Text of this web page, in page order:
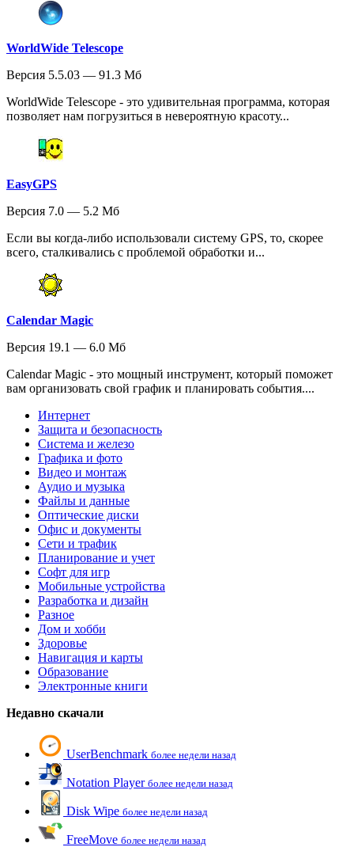
WorldWide Telescope
Версия 5.5.03 — 91.3 Мб
WorldWide Telescope - это удивительная программа, которая
позволяет нам погрузиться в невероятную красоту...
EasyGPS
Версия 7.0 — 5.2 Мб
Если вы когда-либо использовали систему GPS, то, скорее
всего, сталкивались с проблемой обработки и...
Calendar Magic
Версия 19.1 — 6.0 Мб
Calendar Magic - это мощный инструмент, который поможет
вам организовать свой график и планировать события....
Интернет
Защита и безопасность
Система и железо
Графика и фото
Видео и монтаж
Аудио и музыка
Файлы и данные
Оптические диски
Офис и документы
Сети и трафик
Планирование и учет
Софт для игр
Мобильные устройства
Разработка и дизайн
Разное
Дом и хобби
Здоровье
Навигация и карты
Образование
Электронные книги
Недавно скачали
UserBenchmark более недели назад
Notation Player более недели назад
Disk Wipe более недели назад
FreeMove более недели назад